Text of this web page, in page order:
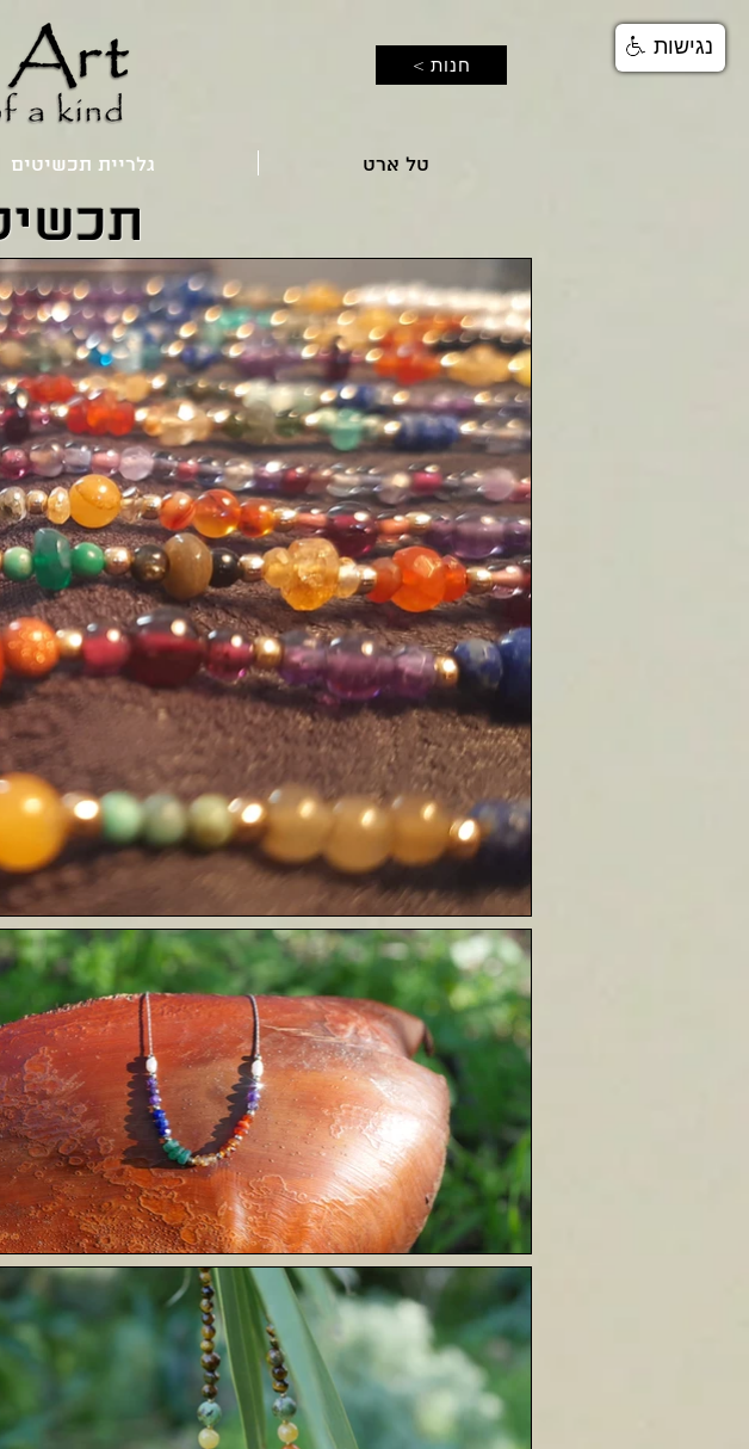
< חנות
טל ארט גלריית תכשיטים
נגישות